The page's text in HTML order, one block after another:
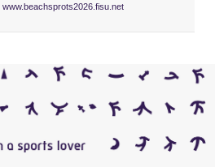
www.beachsprots2026.fisu.net